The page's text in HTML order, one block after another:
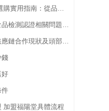
錢
好
件
加盟福陽堂具體流程